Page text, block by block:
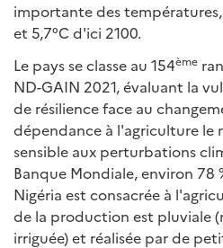
importante des
et 5,7°C d'ici 2100.
Le pays se classe au 154ème
ND-GAIN 2021, évaluant la
de résilience face au
dépendance à l'agriculture le
sensible aux perturbations
Banque Mondiale, environ 78
Nigéria est consacrée à
de la production est pluviale
irriguée) et réalisée par de